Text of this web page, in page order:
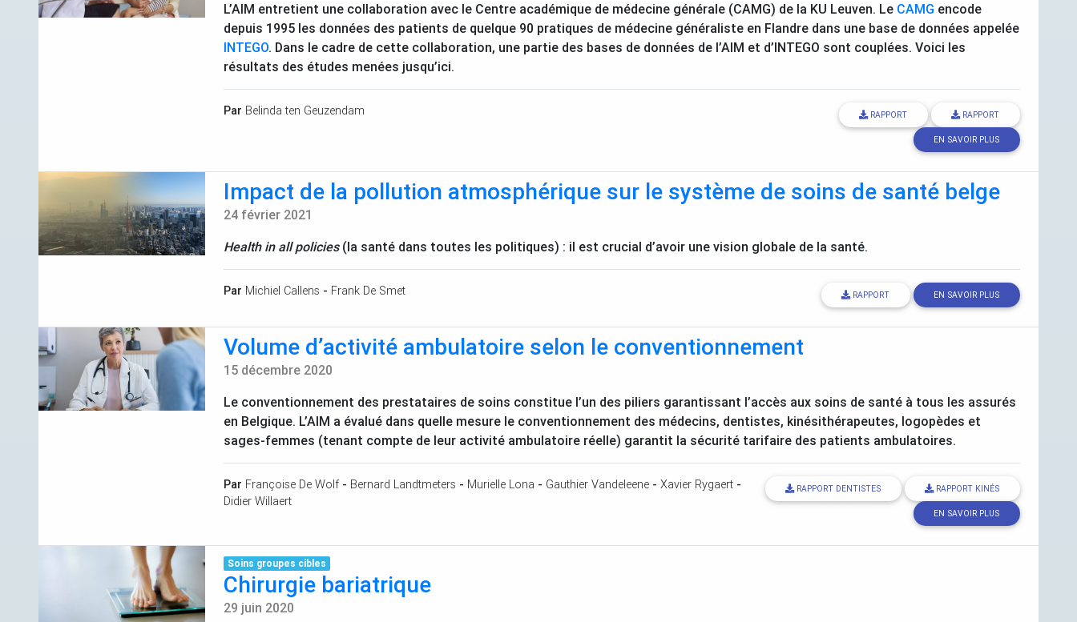
L’AIM entretient une collaboration avec le Centre académique de médecine générale (CAMG) de la KU Leuven. Le CAMG encode
depuis 1995 les données des patients de quelque 90 pratiques de médecine généraliste en Flandre dans une base de données appelée
INTEGO. Dans le cadre de cette collaboration, une partie des bases de données de l’AIM et d’INTEGO sont couplées. Voici les
résultats des études menées jusqu’ici.
Par Belinda ten Geuzendam RAPPORT RAPPORT
EN SAVOIR PLUS
Impact de la pollution atmosphérique sur le système de soins de santé belge
24 février 2021
Health in all policies(la santé dans toutes les politiques) : il est crucial d’avoir une vision globale de la santé.
Par Michiel Callens - Frank De Smet RAPPORT EN SAVOIR PLUS
Volume d’activité ambulatoire selon le conventionnement
15 décembre 2020
Le conventionnement des prestataires de soins constitue l’un des piliers garantissant l’accès aux soins de santé à tous les assurés
en Belgique. L’AIM a évalué dans quelle mesure le conventionnement des médecins, dentistes, kinésithérapeutes, logopèdes et
sages-femmes (tenant compte de leur activité ambulatoire réelle) garantit la sécurité tarifaire des patients ambulatoires.
Par Françoise De Wolf- Bernard Landtmeters - Murielle Lona - Gauthier Vandeleene - Xavier Rygaert -
Didier Willaert
RAPPORT DENTISTES RAPPORT KINÉS
EN SAVOIR PLUS
Soins groupes cibles
Chirurgie bariatrique
29 juin 2020